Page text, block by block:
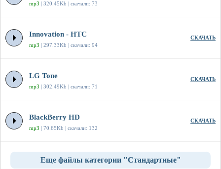
mp3 | 320.45Kb | скачали: 73
Innovation - HTC
mp3 | 297.33Kb | скачали: 94
СКАЧАТЬ
LG Tone
mp3 | 302.49Kb | скачали: 71
СКАЧАТЬ
BlackBerry HD
mp3 | 70.65Kb | скачали: 132
СКАЧАТЬ
Еще файлы категории "Стандартные"